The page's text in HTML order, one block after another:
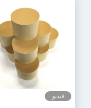
فيديو